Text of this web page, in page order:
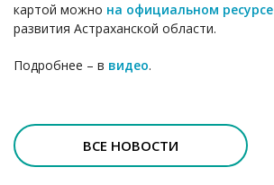
картой можно на официальном ресурсе
развития Астраханской области.
Подробнее – в видео.
ВСЕ НОВОСТИ